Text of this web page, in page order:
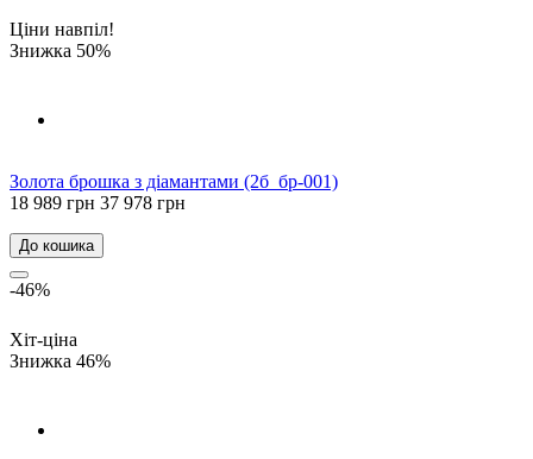
Ціни навпіл!
Знижка 50%
Золота брошка з діамантами (2б_бр-001)
18 989 грн 37 978 грн
До кошика
-46%
Хіт-ціна
Знижка 46%